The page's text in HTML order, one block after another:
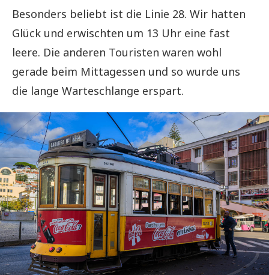
Besonders beliebt ist die Linie 28. Wir hatten
Glück und erwischten um 13 Uhr eine fast
leere. Die anderen Touristen waren wohl
gerade beim Mittagessen und so wurde uns
die lange Warteschlange erspart.